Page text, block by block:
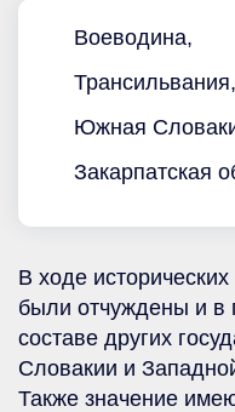
Воеводина,
Трансильвания,
Южная
Закарпатская
В ходе
были отчуждены и в
составе других
Словакии и
Также значение